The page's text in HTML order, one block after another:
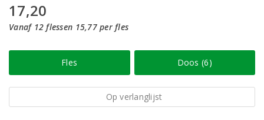
17,20
Vanaf 12 flessen 15,77 per fles
Fles Doos (6)
Op verlanglijst